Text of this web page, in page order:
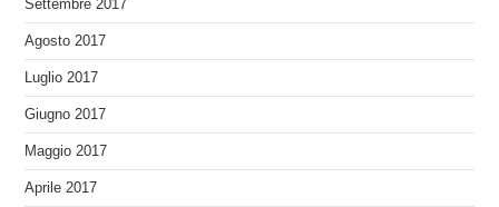
Settembre 2017
Agosto 2017
Luglio 2017
Giugno 2017
Maggio 2017
Aprile 2017